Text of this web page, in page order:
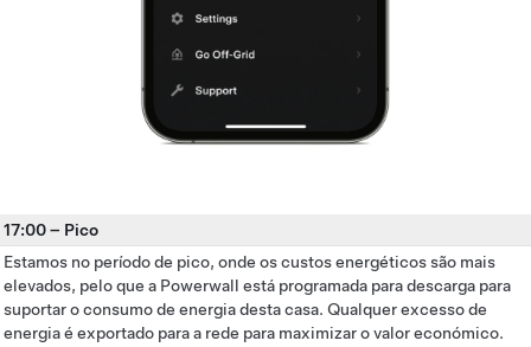
17:00– Pico
Estamos no período de pico, onde os custos energéticos são mais
elevados, pelo que a Powerwall está programada para descarga para
suportar o consumo de energia desta casa. Qualquer excesso de
energia é exportado para a rede para maximizar o valor económico.